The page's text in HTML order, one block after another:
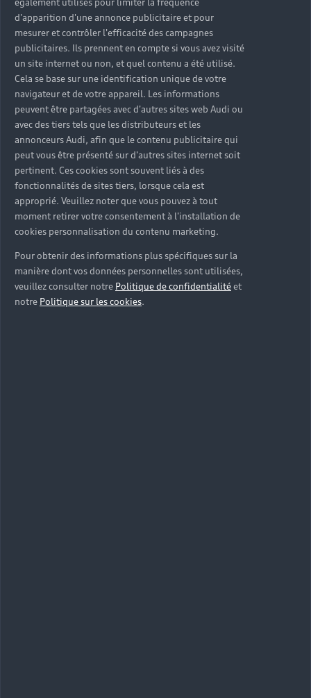
d'apparition d'une annonce publicitaire et pour
mesurer et contrôler l'efficacité des campagnes
publicitaires. Ils prennent en compte si vous avez visité
un site internet ou non, et quel contenu a été utilisé.
Cela se base sur une identification unique de votre
navigateur et de votre appareil. Les informations
peuvent être partagées avec d'autres sites web Audi ou
avec des tiers tels que les distributeurs et les
annonceurs Audi, afin que le contenu publicitaire qui
peut vous être présenté sur d'autres sites internet soit
pertinent. Ces cookies sont souvent liés à des
fonctionnalités de sites tiers, lorsque cela est
approprié. Veuillez noter que vous pouvez à tout
moment retirer votre consentement à l'installation de
cookies personnalisation du contenu marketing.
Pour obtenir des informations plus spécifiques sur la
manière dont vos données personnelles sont utilisées,
veuillez consulter notre Politique de confidentialitéet
notre Politique sur les cookies.